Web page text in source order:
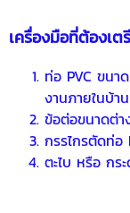
เครื่องมือที่ต้องเ
ท่อ PVC ขน
งานภายในบ้าน
ข้อต่อขนาดต่า
กรรไกรตัดท่อ
ตะไบ หรือ กร